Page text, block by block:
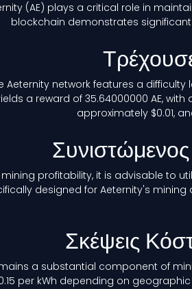
(AE) plays a critical role in
blockchain demonstrates
Aeternity network features a
a reward of 35.64000000 AE,
approximately $0.01,
profitability, it is advisable to
designed for Aeternity's
Σκέψεις
a substantial component of
per kWh depending on